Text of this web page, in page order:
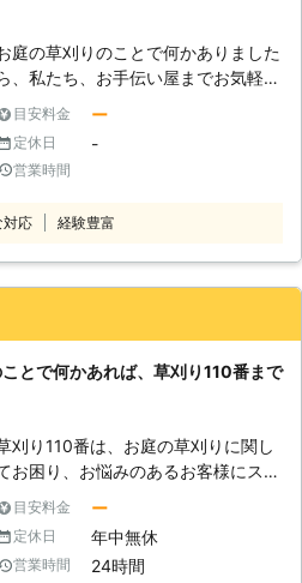
りますが、その他として草刈り作業
終えた後に注意する事もあります。
業終了後に刈った草などをご自宅近
で焼却する事は、条例違反になって
しまう事も考えられます。規模などに
合も御座いますが、洗濯物に臭いが付
しまう事も少なからず報告されてい
のです。草木の処分につきまして
。
庭の草刈りのことで何かありました
、私たち、お手伝い屋までお気軽に
お問い合わせください。 弊社では、
経験豊富で実績豊富な熟練のプロがお
様のもとまでお伺いいたします。お
様のご要望に沿った形で施工し、満
してお任せください。 私たちはお
。どのような小さなお悩みにも真摯
多くのサービスを提供しております
ので、そちらもお気軽にご利用いただ
ます。何かあれば弊社までご連絡を
願いします。
目安料金 ー
定休日 -
営業時間
対応 経験豊富
とで何かあれば、草刈り110番まで
刈り110番は、お庭の草刈りに関し
お困り、お悩みのあるお客様にスピ
ーディーに対応させていただいており
ます。 草刈りと聞くと、業者に依頼
るまでもない、と思う方もいるかも
れませんが、草刈りというのは意外
目安料金 ー
定休日 年中無休
営業時間 24時間